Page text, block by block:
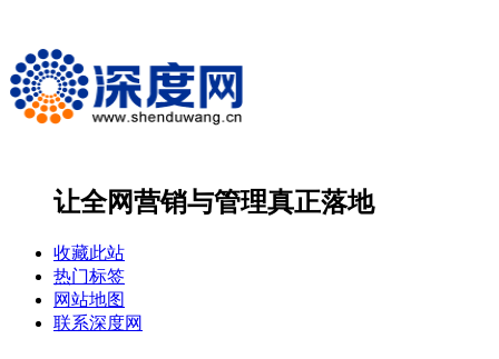
让全网营销与管理真正落地
收藏此站
热门标签
网站地图
联系深度网